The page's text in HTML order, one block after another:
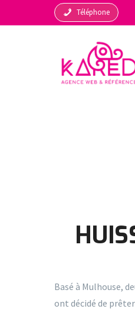
Téléphone
Basé à Mulhouse,
ont décidé de